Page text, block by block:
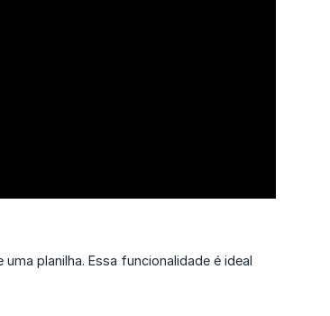
planilha. Essa funcionalidade é ideal